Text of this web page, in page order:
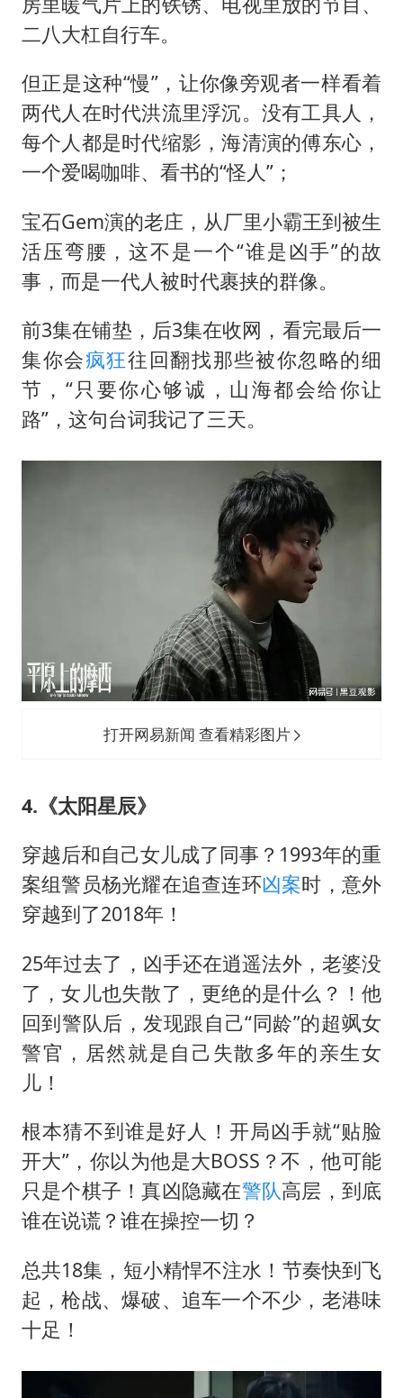
二八大杠自行车。
但正是这种“慢”，让你像旁观者一样看着
两代人在时代洪流里浮沉。没有工具人，
每个人都是时代缩影，海清演的傅东心，
一个爱喝咖啡、看书的“怪人”；
宝石Gem演的老庄，从厂里小霸王到被生
活压弯腰，这不是一个“谁是凶手”的故
事，而是一代人被时代裹挟的群像。
前3集在铺垫，后3集在收网，看完最后一
集你会疯狂往回翻找那些被你忽略的细
节，“只要你心够诚，山海都会给你让
路”，这句台词我记了三天。
打开网易新闻 查看精彩图片
4.《太阳星辰》
穿越后和自己女儿成了同事？1993年的重
案组警员杨光耀在追查连环凶案时，意外
穿越到了2018年！
25年过去了，凶手还在逍遥法外，老婆没
了，女儿也失散了，更绝的是什么？！他
回到警队后，发现跟自己“同龄”的超飒女
警官，居然就是自己失散多年的亲生女
儿！
根本猜不到谁是好人！开局凶手就“贴脸
开大”，你以为他是大BOSS？不，他可能
只是个棋子！真凶隐藏在警队高层，到底
谁在说谎？谁在操控一切？
总共18集，短小精悍不注水！节奏快到飞
起，枪战、爆破、追车一个不少，老港味
十足！